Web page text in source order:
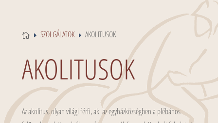
 E SZOLGÁLATOK E AKOLITUSOK
AKOLITUSOK
Az akolitus, olyan világi férfi, aki az egyházközségben a plébános